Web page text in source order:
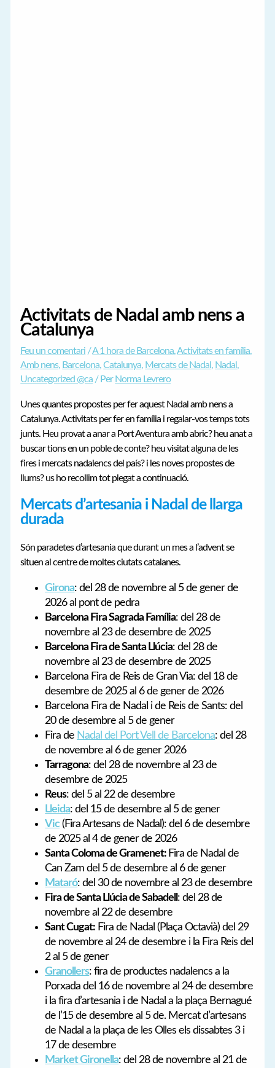
Activitats de Nadal amb nens a
Catalunya
Feu un comentari /A 1 hora de Barcelona,Activitats en família,
Amb nens, Barcelona,Catalunya, Mercats de Nadal , Nadal ,
Uncategorized @ca / Per Norma Levrero
Unes quantes propostes per fer aquest Nadal amb nens a
Catalunya. Activitats per fer en família i regalar-vos temps tots
junts. Heu provat a anar a Port Aventura amb abric? heu anat a
buscar tions en un poble de conte? heu visitat alguna de les
fires i mercats nadalencs del país? i les noves propostes de
llums? us ho recollim tot plegat a continuació.
Mercats d’artesania i Nadal de llarga
durada
Són paradetes d’artesania que durant un mes a l’advent se
situen al centre de moltes ciutats catalanes.
Girona: del 28 de novembre al 5 de gener de
2026 al pont de pedra
Barcelona Fira Sagrada Família: del 28 de
novembre al 23 de desembre de 2025
Barcelona Fira de Santa Llúcia: del 28 de
novembre al 23 de desembre de 2025
Barcelona Fira de Reis de Gran Via: del 18 de
desembre de 2025 al 6 de gener de 2026
Barcelona Fira de Nadal i de Reis de Sants: del
20 de desembre al 5 de gener
Fira de Nadal del Port Vell de Barcelona: del 28
de novembre al 6 de gener 2026
Tarragona: del 28 de novembre al 23 de
desembre de 2025
Reus: del 5 al 22 de desembre
Lleida: del 15 de desembre al 5 de gener
Vic(Fira Artesans de Nadal): del 6 de desembre
de 2025 al 4 de gener de 2026
Santa Coloma de Gramenet: Fira de Nadal de
Can Zam del 5 de desembre al 6 de gener
Mataró: del 30 de novembre al 23 de desembre
Fira de Santa Llúcia de Sabadell : del 28 de
novembre al 22 de desembre
Sant Cugat: Fira de Nadal (Plaça Octavià) del 29
de novembre al 24 de desembre i la Fira Reis del
2 al 5 de gener
Granollers: fira de productes nadalencs a la
Porxada del 16 de novembre al 24 de desembre
i la fira d’artesania i de Nadal a la plaça Bernagué
de l’15 de desembre al 5 de. Mercat d’artesans
de Nadal a la plaça de les Olles els dissabtes 3 i
17 de desembre
Market Gironella: del 28 de novembre al 21 de